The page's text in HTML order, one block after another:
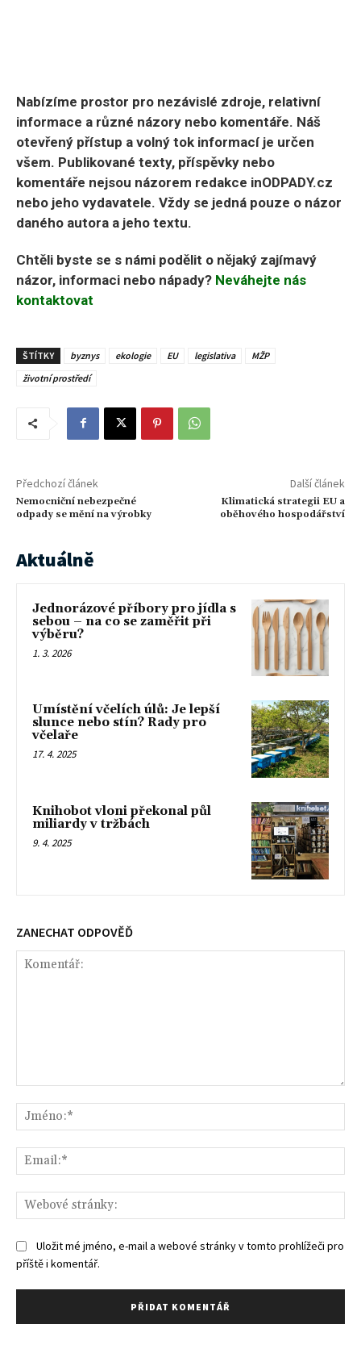
Nabízíme prostor pro nezávislé zdroje, relativní
informace a různé názory nebo komentáře. Náš
otevřený přístup a volný tok informací je určen
všem. Publikované texty, příspěvky nebo
komentáře nejsou názorem redakce inODPADY.cz
nebo jeho vydavatele. Vždy se jedná pouze o názor
daného autora a jeho textu.
Chtěli byste se s námi podělit o nějaký zajímavý
názor, informaci nebo nápady? Neváhejte nás
kontaktovat
ŠTÍTKY byznys ekologie EU legislativa
MŽP
životní prostředí
Předchozí článek
Nemocniční nebezpečné
odpady se mění na výrobky
Další článek
Klimatická strategii EU a
oběhového hospodářství
Aktuálně
Jednorázové příbory pro jídla s
sebou – na co se zaměřit při
výběru?
1. 3. 2026
Umístění včelích úlů: Je lepší
slunce nebo stín? Rady pro
včelaře
17. 4. 2025
Knihobot vloni překonal půl
miliardy v tržbách
9. 4. 2025
ZANECHAT ODPOVĚĎ
Uložit mé jméno, e-mail a webové stránky v tomto prohlížeči pro
příště i komentář.